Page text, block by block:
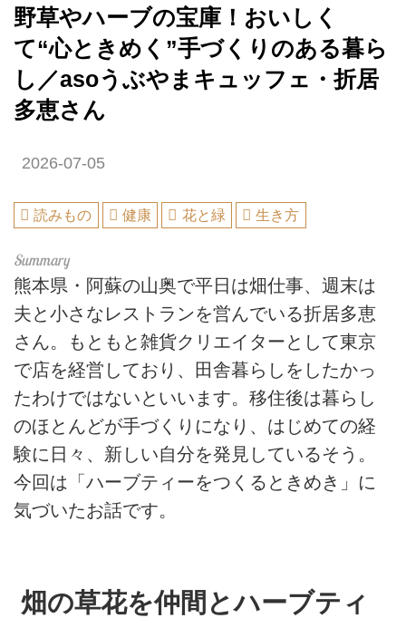
野草やハーブの宝庫！おいしく
て“心ときめく”手づくりのある暮ら
し／asoうぶやまキュッフェ・折居
多恵さん
2026-07-05
読みもの 健康 花と緑 生き方
熊本県・阿蘇の山奥で平日は畑仕事、週末は
夫と小さなレストランを営んでいる折居多恵
さん。もともと雑貨クリエイターとして東京
で店を経営しており、田舎暮らしをしたかっ
たわけではないといいます。移住後は暮らし
のほとんどが手づくりになり、はじめての経
験に日々、新しい自分を発見しているそう。
今回は「ハーブティーをつくるときめき」に
気づいたお話です。
畑の草花を仲間とハーブティ